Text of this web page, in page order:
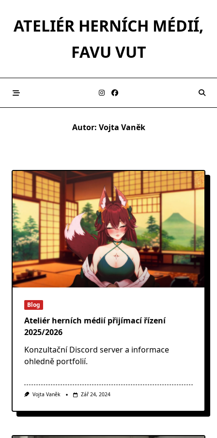
contentATELIÉR HERNÍCH MÉDIÍ,
FAVU VUT
Autor: Vojta Vaněk
Blog
Ateliér herních médií přijímací řízení
2025/2026
Konzultační Discord server a informace
ohledně portfolií.
Vojta Vaněk Zář 24, 2024